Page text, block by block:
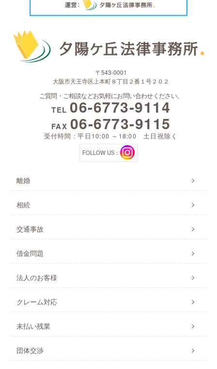
〒543-0001
大阪市天王寺区上本町８丁目２番１号２０２
ご質問・ご相談などお気軽にお問い合わせください。
TEL 06-6773-9114
FAX 06-6773-9115
受付時間 : 平日10:00 ～18:00 土日祝除く
FOLLOW US：
離婚
相続
交通事故
借金問題
法人のお客様
クレーム対応
未払い残業
団体交渉